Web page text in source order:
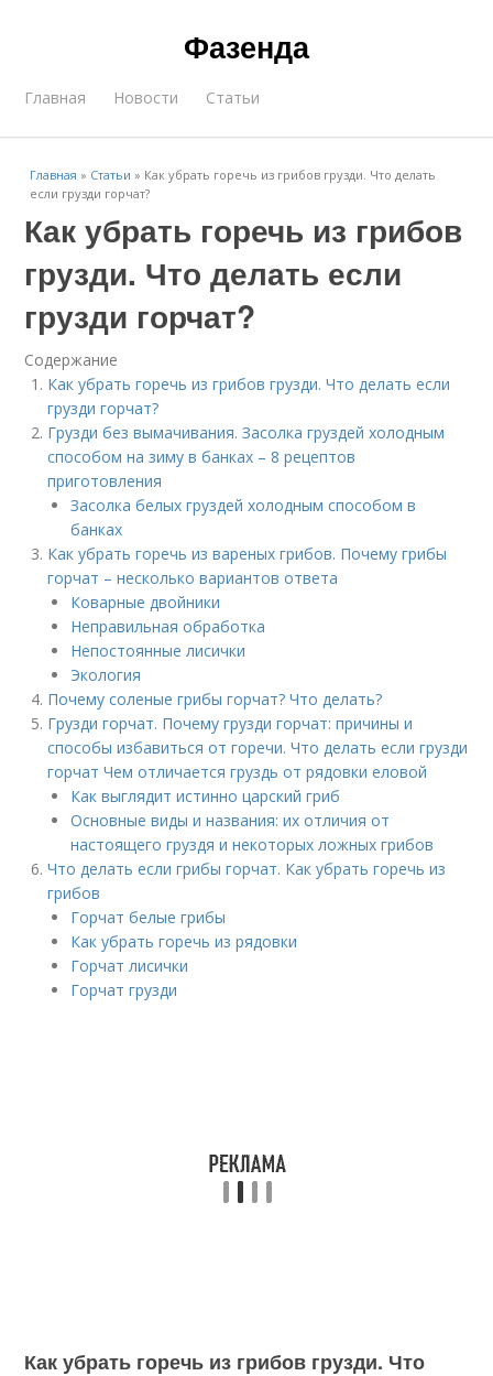
Фазенда
Главная Новости Статьи
Главная » Статьи » Как убрать горечь из грибов грузди. Что делать
если грузди горчат?
Как убрать горечь из грибов
грузди. Что делать если
грузди горчат?
Содержание
Как убрать горечь из грибов грузди. Что делать если
грузди горчат?
Грузди без вымачивания. Засолка груздей холодным
способом на зиму в банках – 8 рецептов
приготовления
Засолка белых груздей холодным способом в
банках
Как убрать горечь из вареных грибов. Почему грибы
горчат – несколько вариантов ответа
Коварные двойники
Неправильная обработка
Непостоянные лисички
Экология
Почему соленые грибы горчат? Что делать?
Грузди горчат. Почему грузди горчат: причины и
способы избавиться от горечи. Что делать если грузди
горчат Чем отличается груздь от рядовки еловой
Как выглядит истинно царский гриб
Основные виды и названия: их отличия от
настоящего груздя и некоторых ложных грибов
Что делать если грибы горчат. Как убрать горечь из
грибов
Горчат белые грибы
Как убрать горечь из рядовки
Горчат лисички
Горчат грузди
Как убрать горечь из грибов грузди. Что